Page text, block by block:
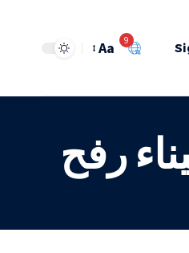
9
Aa
رفح